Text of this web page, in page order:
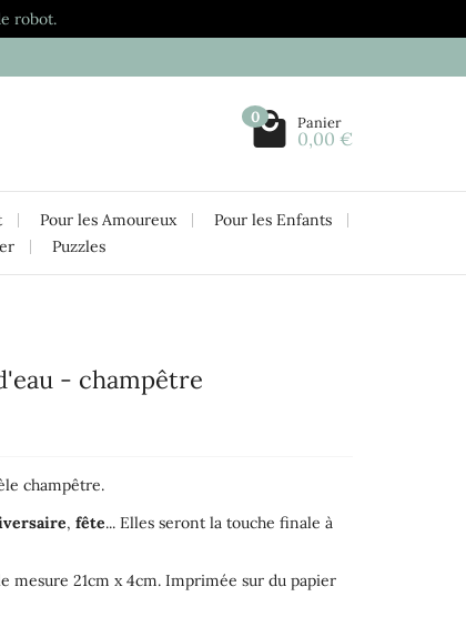
robot.
0 Panier
0,00 €
Pour les Amoureux
Pour les Enfants
Puzzles
- champêtre
champêtre.
,fête... Elles seront la touche finale à
mesure 21cm x 4cm. Imprimée sur du papier